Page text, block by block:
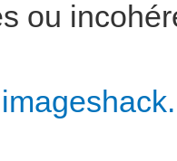
ou